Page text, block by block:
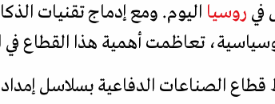
في روسيا اليوم. ومع إدماج تقنيات
تعاظمت أهمية هذا القطاع في
قطاع الصناعات الدفاعية بسلاسل